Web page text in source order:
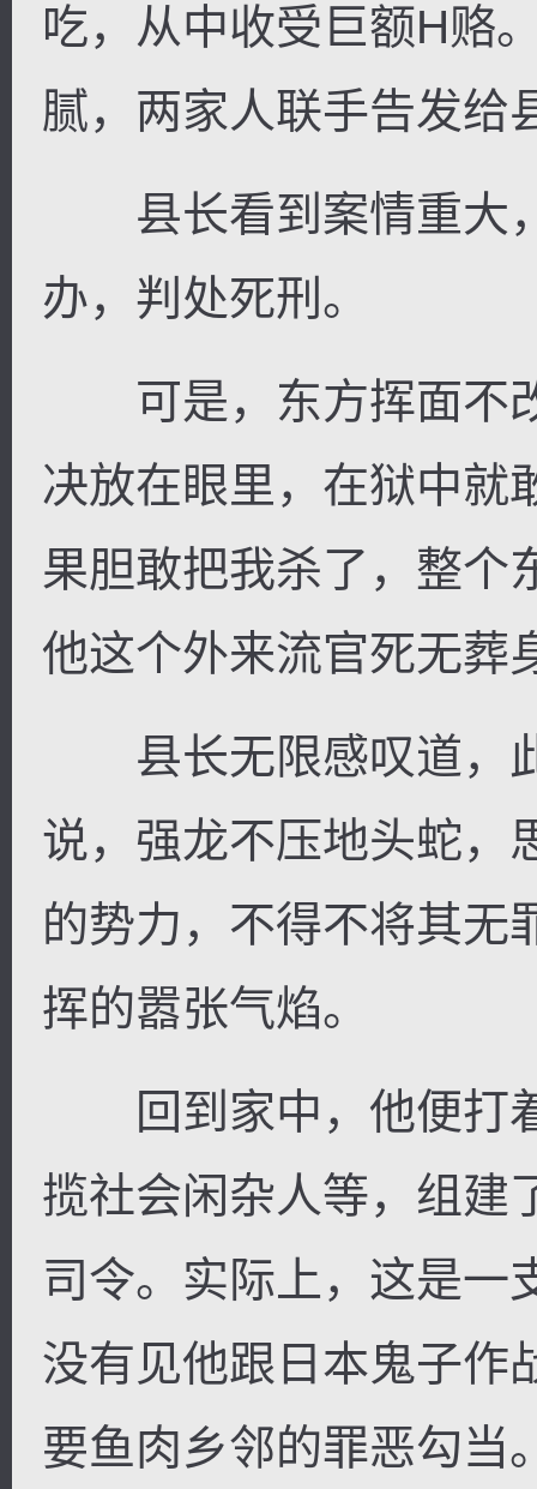
吃，从中收受巨额H赂
腻，两家人联手告发给
县长看到案情重大
办，判处死刑。
可是，东方挥面不
决放在眼里，在狱中就
果胆敢把我杀了，整个
他这个外来流官死无葬
县长无限感叹道，
说，强龙不压地头蛇，
的势力，不得不将其无
挥的嚣张气焰。
回到家中，他便打
揽社会闲杂人等，组建
司令。实际上，这是一
没有见他跟日本鬼子作
要鱼肉乡邻的罪恶勾当